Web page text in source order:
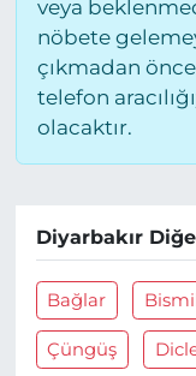
veya
nöbete
çıkmadan
telefon
olacaktır.
Diyarbakır
Bağlar
Çüngüş